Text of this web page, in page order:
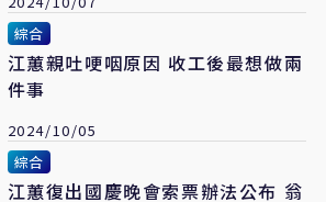
綜合
江蕙親吐哽咽原因 收工後最想做兩
件事
2024/10/05
綜合
江蕙復出國慶晚會索票辦法公布 翁